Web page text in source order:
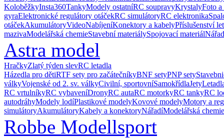
KoloběžkyInsta360TankyModely ostatníRC soupravyKrystalyFoto
gyraElektronické regulátory otáčekRC simulátoryRC elektronika
otáčekAkumulátoryVideoNabíjeníKonektory a kabelyPříslušenství
mazivaModelářská chemieStavební materiálySpojovací materiál
Astra model
HračkyZlatý týden slevRC letadla
Házedla pro dětiRTF sety pro začátečníkyBNF setyPNP sety
válkyVojenské od 2. sv. válkyCivilní, sportovníSamokřídlaJety
RC vrtulníkyRC vybaveníDronyRC autaRC motorkyRC tankyRC
autodráhyModely lodíPlastikové modelyKovové modelyMotory a
simulátoryAkumulátoryKabely a konektoryNářadíModelářská chemie
Robbe Modellsport